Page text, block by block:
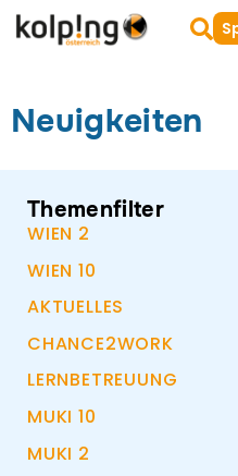
Zum
Inhalt
Neuigkeiten
Themenfilter
WIEN 2
WIEN 10
AKTUELLES
CHANCE2WORK
LERNBETREUUNG
MUKI 10
MUKI 2